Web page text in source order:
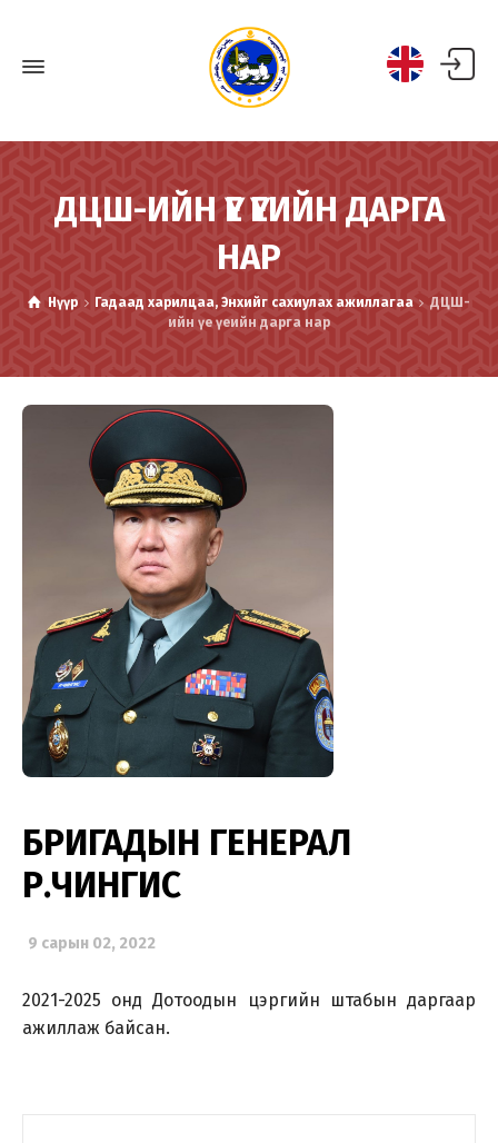
ДЦШ-ИЙН ҮЕ ҮЕИЙН ДАРГА
НАР
Нүүр Гадаад харилцаа, Энхийг сахиулах ажиллагаа
ДЦШ-
ийн үе үеийн дарга нар
БРИГАДЫН ГЕНЕРАЛ
Р.ЧИНГИС
9 сарын 02, 2022
2021-2025 онд Дотоодын цэргийн штабын даргаар
ажиллаж байсан.